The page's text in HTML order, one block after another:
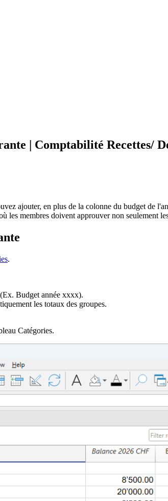
| Comptabilité Recettes/
ajouter, en plus de la colonne du budget de
les membres doivent approuver non seulement
.
(Ex. Budget année xxxx).
les totaux des groupes.
Catégories.